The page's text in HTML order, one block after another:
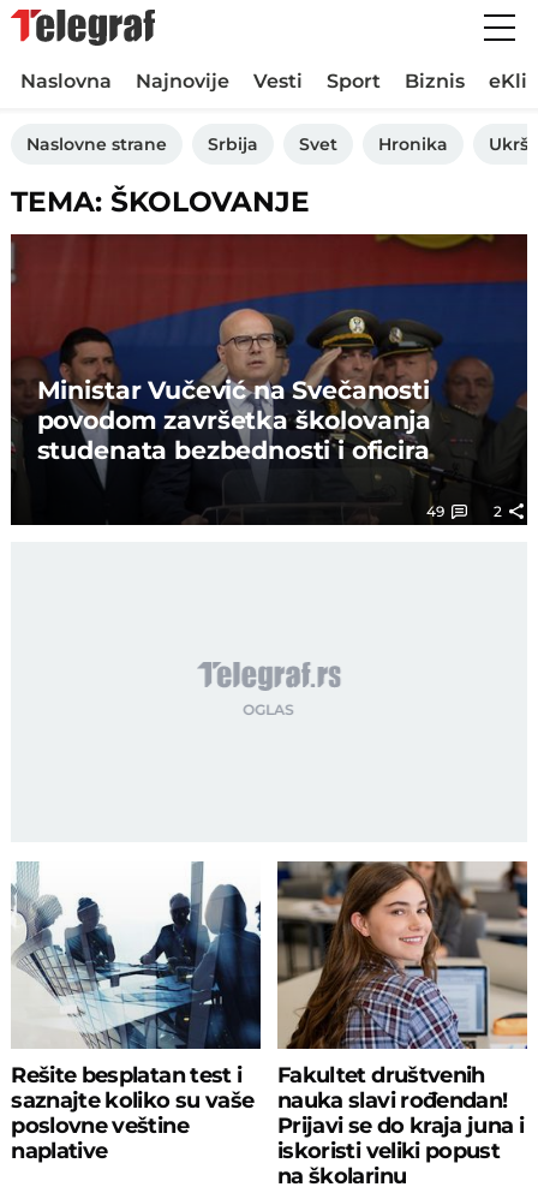
Naslovna Najnovije Vesti Sport Biznis
Naslovne strane Srbija Svet Hronika
TEMA: ŠKOLOVANJE
Ministar Vučević na Svečanosti
povodom završetka školovanja
studenata bezbednosti i oficira
49 2
Rešite besplatan test i
saznajte koliko su vaše
poslovne veštine
naplative
Fakultet društvenih
nauka slavi rođendan!
Prijavi se do kraja juna i
iskoristi veliki popust
na školarinu